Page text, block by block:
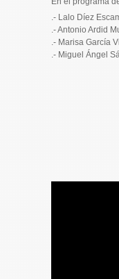
.- Lalo Díez
.- Antonio Ardid
.- Marisa García
.- Miguel Ángel